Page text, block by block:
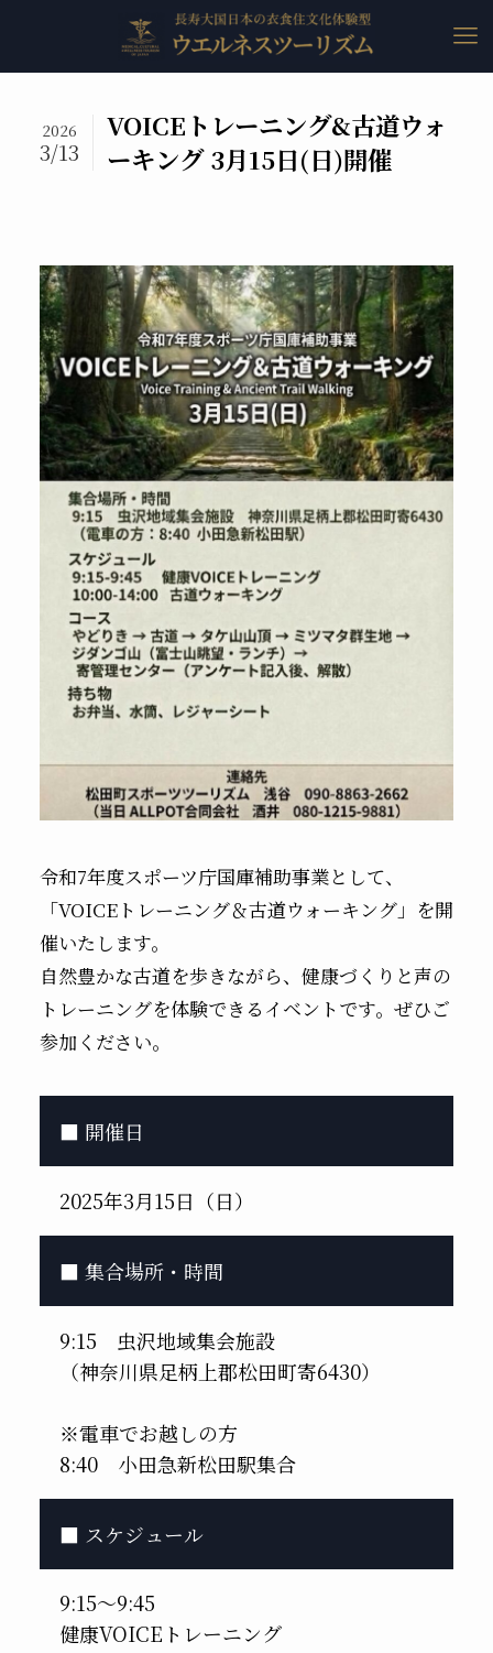
VOICEトレーニング&古道ウォ
ーキング 3月15日(日)開催
2026
3/13
令和7年度スポーツ庁国庫補助事業として、
「VOICEトレーニング＆古道ウォーキング」を開
催いたします。
自然豊かな古道を歩きながら、健康づくりと声の
トレーニングを体験できるイベントです。ぜひご
参加ください。
■ 開催日
2025年3月15日（日）
■ 集合場所・時間
9:15 虫沢地域集会施設
（神奈川県足柄上郡松田町寄6430）
※電車でお越しの方
8:40 小田急新松田駅集合
■ スケジュール
9:15～9:45
健康VOICEトレーニング